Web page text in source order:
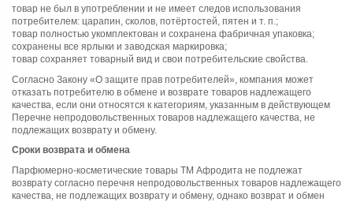
товар не был в употреблении и не имеет следов использования
потребителем: царапин, сколов, потёртостей, пятен и т. п.;
товар полностью укомплектован и сохранена фабричная упаковка;
сохранены все ярлыки и заводская маркировка;
товар сохраняет товарный вид и свои потребительские свойства.
Согласно Закону «О защите прав потребителей», компания может
отказать потребителю в обмене и возврате товаров надлежащего
качества, если они относятся к категориям, указанным в действующем
Перечне непродовольственных товаров надлежащего качества, не
подлежащих возврату и обмену.
Сроки возврата и обмена
Парфюмерно-косметические товары ТМ Афродита не подлежат
возврату согласно перечня непродовольственных товаров надлежащего
качества, не подлежащих возврату и обмену, однако возврат и обмен